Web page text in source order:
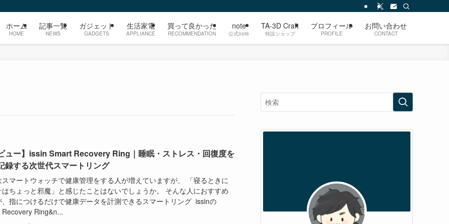
ホーム
HOME
記事一覧
NEWS
ガジェット
GADGETS
生活家電
APPLIANCE
買って良かった
RECOMMENDATION
note
公式note
TA-3D Craft
特設ショップ
プロフィール
PROFILE
お問い合わせ
CONTACT
ュー】issin Smart Recovery Ring｜睡眠・ストレス・回復度を
録する次世代スマートリング
マートウォッチで健康管理をする人が増えていますが、 「寝るときに
ちょっと邪魔」と感じたことはないでしょうか。 そんな人におすすめ
指につけるだけで健康データを計測できるスマートリング issinの
Ring&n...